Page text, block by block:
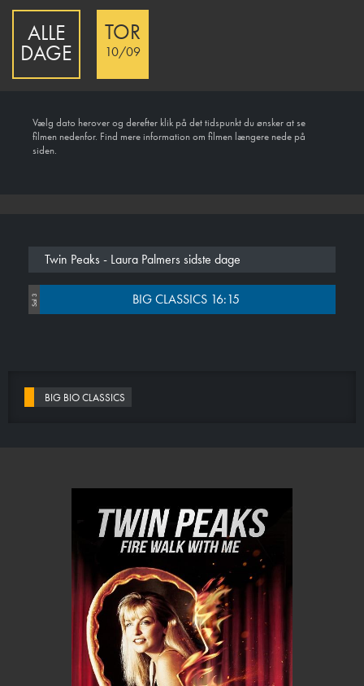
ALLE
DAGE
TOR
10/09
Vælg dato herover og derefter klik på det tidspunkt du ønsker at se
filmen nedenfor. Find mere information om filmen længere nede på
siden.
Twin Peaks - Laura Palmers sidste dage
Sal 3 BIG CLASSICS 16:15
BIG BIO CLASSICS